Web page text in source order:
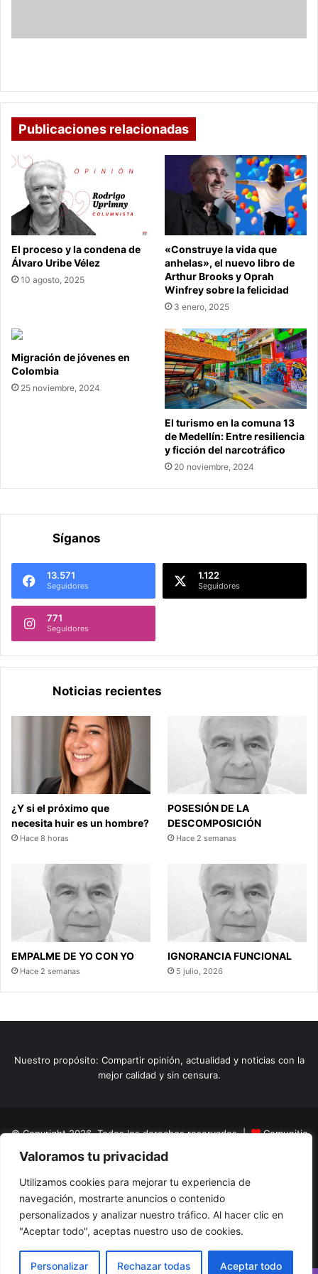
Valoramos tu privacidad
Utilizamos cookies para mejorar tu experiencia de
navegación, mostrarte anuncios o contenido
personalizados y analizar nuestro tráfico. Al hacer clic en
"Aceptar todo", aceptas nuestro uso de cookies.
Personalizar Rechazar todas Aceptar todo
al
Publicaciones relacionadas
El proceso y la condena de
Álvaro Uribe Vélez
10 agosto, 2025
«Construye la vida que
anhelas», el nuevo libro de
Arthur Brooks y Oprah
Winfrey sobre la felicidad
3 enero, 2025
Migración de jóvenes en
Colombia
25 noviembre, 2024
El turismo en la comuna 13
de Medellín: Entre resiliencia
y ficción del narcotráfico
20 noviembre, 2024
Síganos
13.571
Seguidores
1.122
Seguidores
771
Seguidores
Noticias recientes
¿Y si el próximo que
necesita huir es un hombre?
Hace 8 horas
POSESIÓN DE LA
DESCOMPOSICIÓN
Hace 2 semanas
EMPALME DE YO CON YO
Hace 2 semanas
IGNORANCIA FUNCIONAL
5 julio, 2026
Nuestro propósito: Compartir opinión, actualidad y noticias con la
mejor calidad y sin censura.
© Copyright 2026, Todos los derechos reservados |
Comunitic
SAS BICNit 901228106
Home
Actualidad Variedades Opinion Turismo
El Tinteadero
Caricaturas Reportajes
FacebookYouTubeInstagram